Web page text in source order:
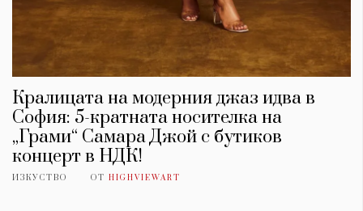
Кралицата на модерния джаз идва в
София: 5-кратната носителка на
„Грами“ Самара Джой с бутиков
концерт в НДК!
ИЗКУСТВО ОТ HIGHVIEWART